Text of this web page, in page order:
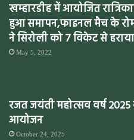
खम्हारडीह में आयोजित
हुआ समापन,फाइनल मैच के
ने सिरोली को 7 विकेट से हराया
May 5, 2022
रजत जयंती महोत्सव वर्ष
आयोजन
October 24, 2025